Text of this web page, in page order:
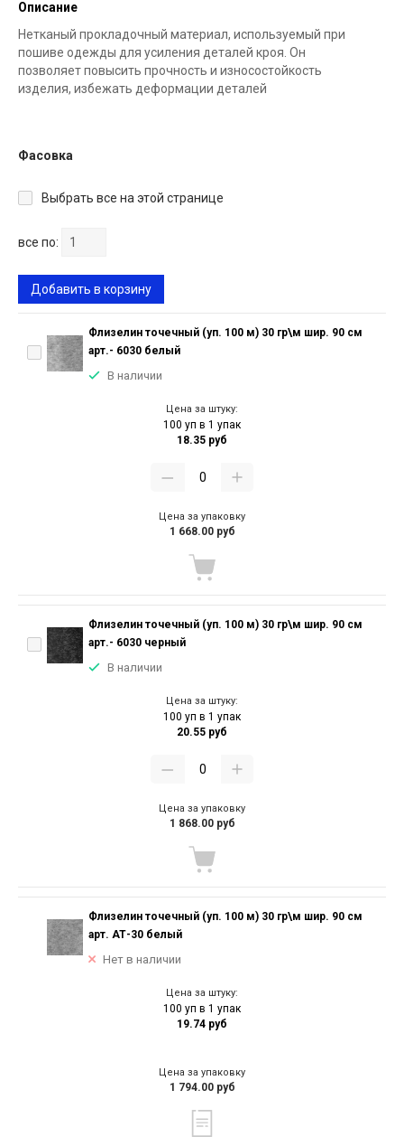
Описание
Нетканый прокладочный материал, используемый при
пошиве одежды для усиления деталей кроя. Он
позволяет повысить прочность и износостойкость
изделия, избежать деформации деталей
Фасовка
Выбрать все на этой странице
все по:
Добавить в корзину
Флизелин точечный (уп. 100 м) 30 гр\м шир. 90 см
арт.- 6030 белый
В наличии
Цена за штуку:
100 уп в 1 упак
18.35 руб
Цена за упаковку
1 668.00 руб
Флизелин точечный (уп. 100 м) 30 гр\м шир. 90 см
арт.- 6030 черный
В наличии
Цена за штуку:
100 уп в 1 упак
20.55 руб
Цена за упаковку
1 868.00 руб
Флизелин точечный (уп. 100 м) 30 гр\м шир. 90 см
арт. АТ-30 белый
Нет в наличии
Цена за штуку:
100 уп в 1 упак
19.74 руб
Цена за упаковку
1 794.00 руб